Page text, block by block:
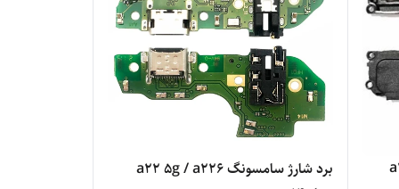
برد شارژ سامسونگ a22 5g / a226